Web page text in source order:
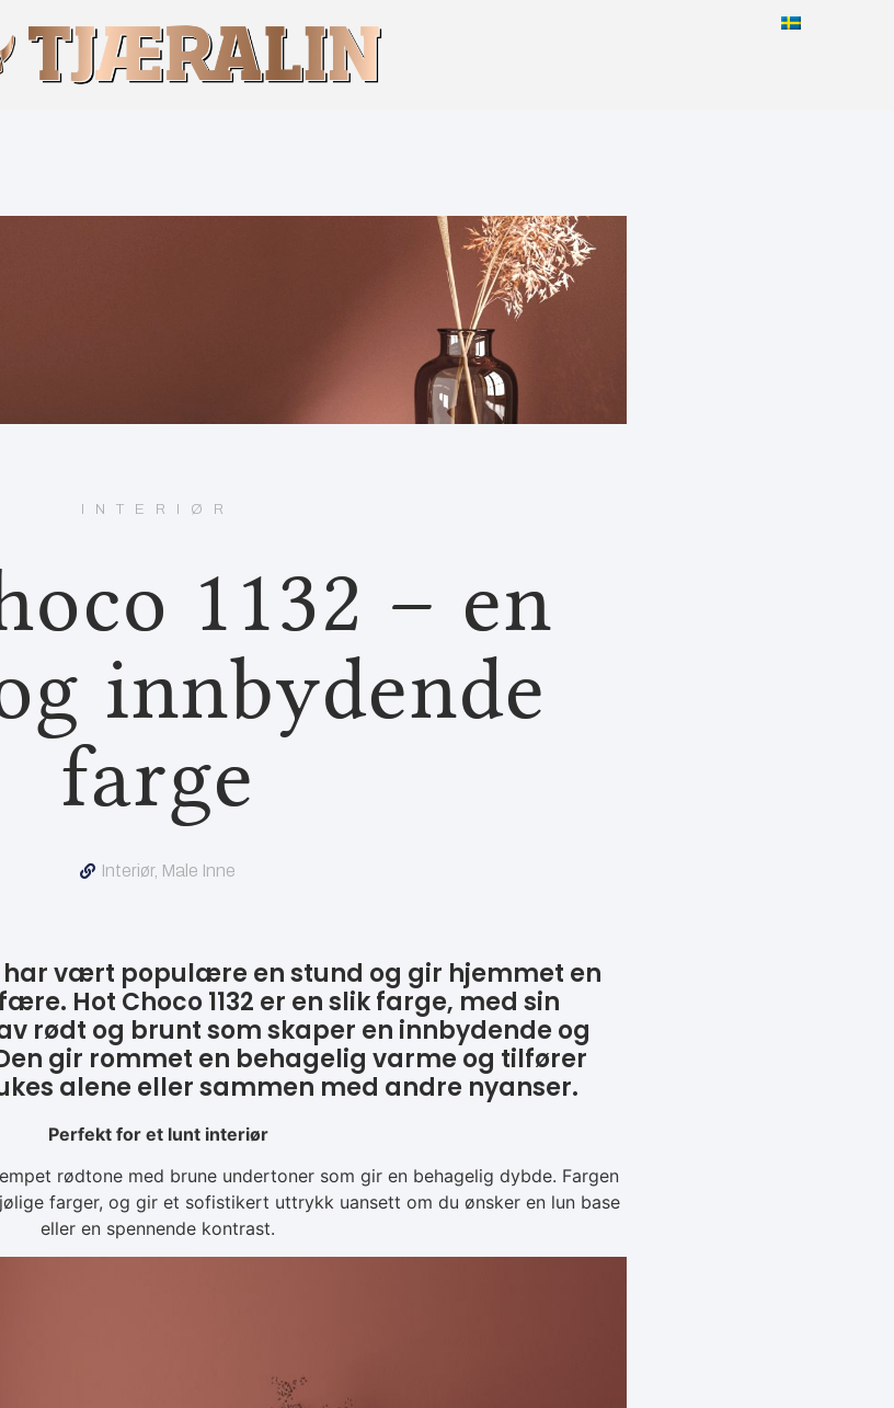
INTERIØR
1132 – en
innbydende
farge
Interiør, Male Inne
vært populære en stund og gir hjemmet en
Hot Choco 1132 er en slik farge, med sin
rødt og brunt som skaper en innbydende og
gir rommet en behagelig varme og tilfører
alene eller sammen med andre nyanser.
Perfekt for et lunt interiør
rødtone med brune undertoner som gir en behagelig dybde. Fargen
farger, og gir et sofistikert uttrykk uansett om du ønsker en lun base
eller en spennende kontrast.